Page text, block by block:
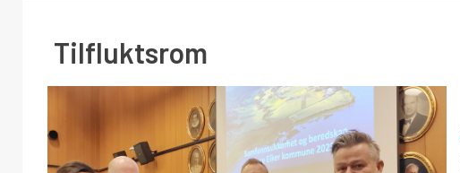
Tilfluktsrom